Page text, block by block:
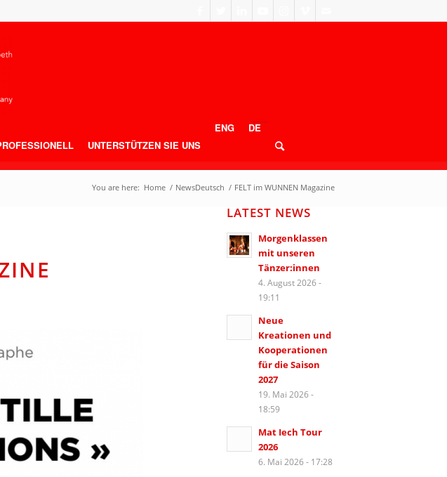
UNTERSTÜTZEN SIE UNS
ENG DE
You are here: Home / NewsDeutsch / FELT im WUNNEN Magazine
LATEST NEWS
Morgenklassen
mit unseren
Tänzer:innen
4. August 2026 -
19:11
Neue
Kreationen und
Kooperationen
für die Saison
2027
19. Mai 2026 -
18:59
Mat Iech Tour
2026
6. Mai 2026 - 17:28